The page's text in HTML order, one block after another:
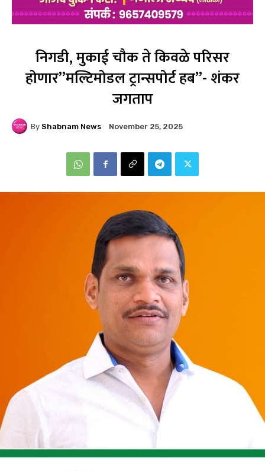
निगडी, मुकाई चौक ते किवळे परिसर
होणार”मल्टिमोडल ट्रान्सपोर्ट हब”- शंकर
जगताप
By Shabnam News November 25, 2025